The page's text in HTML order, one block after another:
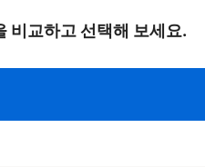
비교하고 선택해 보세요.